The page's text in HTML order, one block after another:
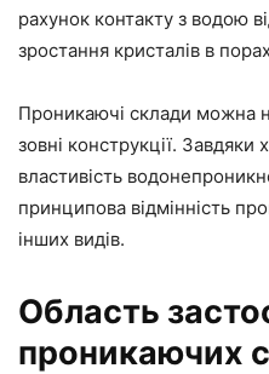
рахунок контакту з водою
зростання кристалів в
Проникаючі склади можна
зовні конструкції.
властивість
принципова відмінність
інших видів.
Область
проникаючих